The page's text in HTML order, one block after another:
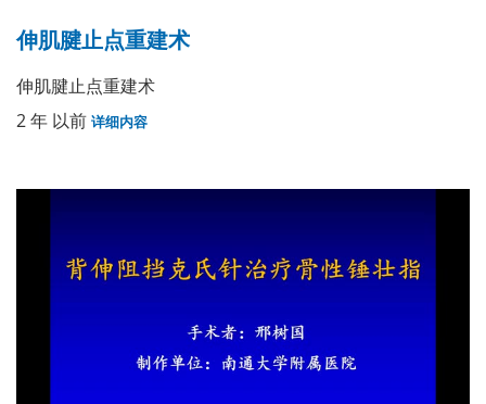
伸肌腱止点重建术
伸肌腱止点重建术
2 年 以前 详细内容